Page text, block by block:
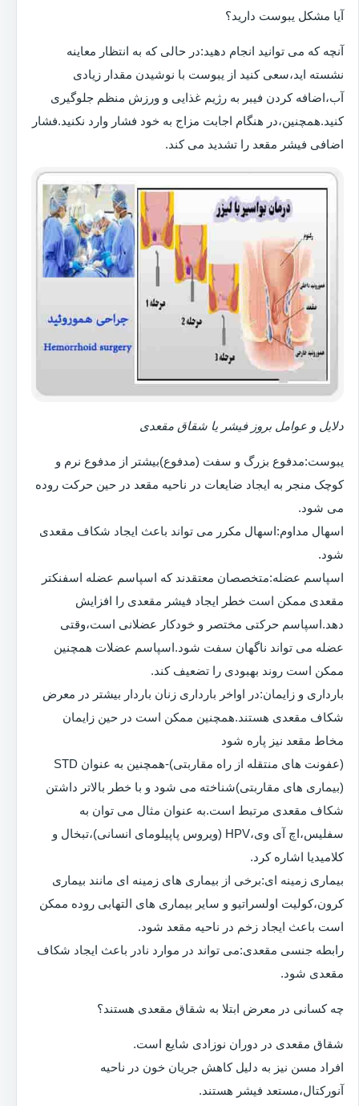
آیا مشکل یبوست دارید؟
آنچه که می توانید انجام دهید:در حالی که به انتظار معاینه
نشسته اید،سعی کنید از یبوست با نوشیدن مقدار زیادی
آب،اضافه کردن فیبر به رژیم غذایی و ورزش منظم جلوگیری
کنید.همچنین،در هنگام اجابت مزاج به خود فشار وارد نکنید.فشار
اضافی فیشر مقعد را تشدید می کند.
دلایل و عوامل بروز فیشر یا شقاق مقعدی
یبوست:مدفوع بزرگ و سفت (مدفوع)بیشتر از مدفوع نرم و
کوچک منجر به ایجاد ضایعات در ناحیه مقعد در حین حرکت روده
می شود.
اسهال مداوم:اسهال مکرر می تواند باعث ایجاد شکاف مقعدی
شود.
اسپاسم عضله:متخصصان معتقدند که اسپاسم عضله اسفنکتر
مقعدی ممکن است خطر ایجاد فیشر مقعدی را افزایش
دهد.اسپاسم حرکتی مختصر و خودکار عضلانی است،وقتی
عضله می تواند ناگهان سفت شود.اسپاسم عضلات همچنین
ممکن است روند بهبودی را تضعیف کند.
بارداری و زایمان:در اواخر بارداری زنان باردار بیشتر در معرض
شکاف مقعدی هستند.همچنین ممکن است در حین زایمان
مخاط مقعد نیز پاره شود
(عفونت های منتقله از راه مقاربتی)-همچنین به عنوان STD
(بیماری های مقاربتی)شناخته می شود و با خطر بالاتر داشتن
شکاف مقعدی مرتبط است.به عنوان مثال می توان به
سفلیس،اچ آی وی،HPV (ویروس پاپیلومای انسانی)،تبخال و
کلامیدیا اشاره کرد.
بیماری زمینه ای:برخی از بیماری های زمینه ای مانند بیماری
کرون،کولیت اولسراتیو و سایر بیماری های التهابی روده ممکن
است باعث ایجاد زخم در ناحیه مقعد شود.
رابطه جنسی مقعدی:می تواند در موارد نادر باعث ایجاد شکاف
مقعدی شود.
چه کسانی در معرض ابتلا به شقاق مقعدی هستند؟
شقاق مقعدی در دوران نوزادی شایع است.
افراد مسن نیز به دلیل کاهش جریان خون در ناحیه
آنورکتال،مستعد فیشر هستند.